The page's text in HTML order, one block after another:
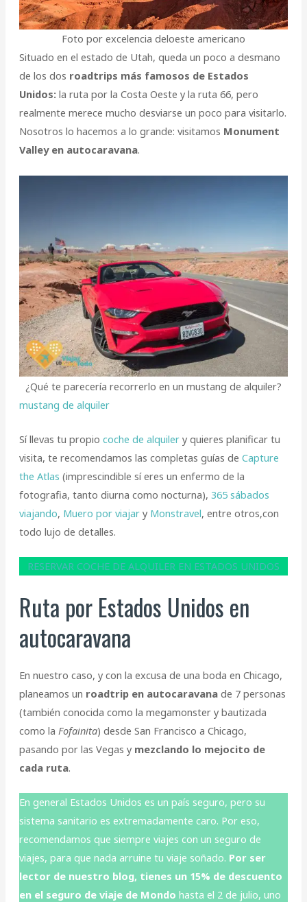
Foto por excelencia deloeste americano
Situado en el estado de Utah, queda un poco a desmano
de los dos roadtrips más famosos de Estados
Unidos: la ruta por la Costa Oeste y la ruta 66, pero
realmente merece mucho desviarse un poco para visitarlo.
Nosotros lo hacemos a lo grande: visitamos Monument
Valley en autocaravana.
¿Qué te parecería recorrerlo en un mustang de alquiler?
mustang de alquiler
Sí llevas tu propio coche de alquilery quieres planificar tu
visita, te recomendamos las completas guías de Capture
the Atlas (imprescindible sí eres un enfermo de la
fotografia, tanto diurna como nocturna), 365 sábados
viajando, Muero por viajary Monstravel, entre otros,con
todo lujo de detalles.
RESERVAR COCHE DE ALQUILER EN ESTADOS UNIDOS
Ruta por Estados Unidos en
autocaravana
En nuestro caso, y con la excusa de una boda en Chicago,
planeamos un roadtrip en autocaravana de 7 personas
(también conocida como la megamonster y bautizada
como la Fofainita) desde San Francisco a Chicago,
pasando por las Vegas y mezclando lo mejocito de
cada ruta.
En general Estados Unidos es un país seguro, pero su
sistema sanitario es extremadamente caro. Por eso,
recomendamos que siempre viajes con un seguro de
viajes, para que nada arruine tu viaje soñado. Por ser
lector de nuestro blog, tienes un 15% de descuento
en el seguro de viaje de Mondo hasta el 2 de julio, uno